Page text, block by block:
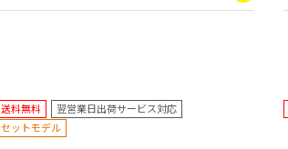
送料無料
翌営業日出荷サービス対応
セットモデル